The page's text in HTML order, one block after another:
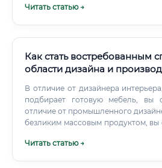
министерства природных
Читать статью →
Как стать востребованным
области дизайна и
В отличие от дизайнера
подбирает готовую мебель, вы
отличие от промышленного
безликим массовым продуктом, вы
Читать статью →